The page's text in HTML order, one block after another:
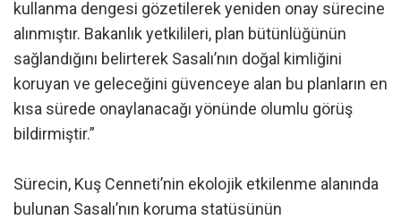
kullanma dengesi gözetilerek yeniden onay sürecine
alınmıştır. Bakanlık yetkilileri, plan bütünlüğünün
sağlandığını belirterek Sasalı’nın doğal kimliğini
koruyan ve geleceğini güvenceye alan bu planların en
kısa sürede onaylanacağı yönünde olumlu görüş
bildirmiştir.”
Sürecin, Kuş Cenneti’nin ekolojik etkilenme alanında
bulunan Sasalı’nın koruma statüsünün